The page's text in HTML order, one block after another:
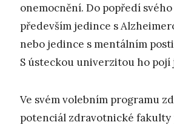
onemocnění. Do popředí
především jedince s
nebo jedince s mentálním
S ústeckou univerzitou ho pojí
Ve svém volebním programu
potenciál zdravotnické